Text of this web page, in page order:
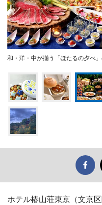
和・洋・中が揃う「ほたるの夕べ
ホテル椿山荘東京（文京